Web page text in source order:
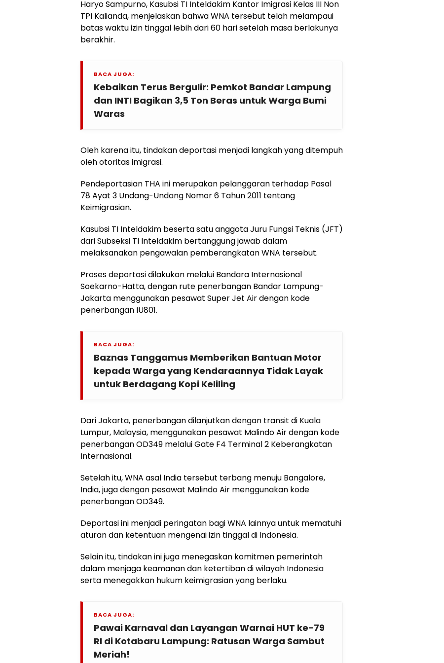
Haryo Sampurno, Kasubsi TI Inteldakim Kantor Imigrasi Kelas III Non
TPI Kalianda, menjelaskan bahwa WNA tersebut telah melampaui
batas waktu izin tinggal lebih dari 60 hari setelah masa berlakunya
berakhir.
BACA JUGA:
Kebaikan Terus Bergulir: Pemkot Bandar Lampung
dan INTI Bagikan 3,5 Ton Beras untuk Warga Bumi
Waras
Oleh karena itu, tindakan deportasi menjadi langkah yang ditempuh
oleh otoritas imigrasi.
Pendeportasian THA ini merupakan pelanggaran terhadap Pasal
78 Ayat 3 Undang-Undang Nomor 6 Tahun 2011 tentang
Keimigrasian.
Kasubsi TI Inteldakim beserta satu anggota Juru Fungsi Teknis (JFT)
dari Subseksi TI Inteldakim bertanggung jawab dalam
melaksanakan pengawalan pemberangkatan WNA tersebut.
Proses deportasi dilakukan melalui Bandara Internasional
Soekarno-Hatta, dengan rute penerbangan Bandar Lampung-
Jakarta menggunakan pesawat Super Jet Air dengan kode
penerbangan IU801.
BACA JUGA:
Baznas Tanggamus Memberikan Bantuan Motor
kepada Warga yang Kendaraannya Tidak Layak
untuk Berdagang Kopi Keliling
Dari Jakarta, penerbangan dilanjutkan dengan transit di Kuala
Lumpur, Malaysia, menggunakan pesawat Malindo Air dengan kode
penerbangan OD349 melalui Gate F4 Terminal 2 Keberangkatan
Internasional.
Setelah itu, WNA asal India tersebut terbang menuju Bangalore,
India, juga dengan pesawat Malindo Air menggunakan kode
penerbangan OD349.
Deportasi ini menjadi peringatan bagi WNA lainnya untuk mematuhi
aturan dan ketentuan mengenai izin tinggal di Indonesia.
Selain itu, tindakan ini juga menegaskan komitmen pemerintah
dalam menjaga keamanan dan ketertiban di wilayah Indonesia
serta menegakkan hukum keimigrasian yang berlaku.
BACA JUGA:
Pawai Karnaval dan Layangan Warnai HUT ke-79
RI di Kotabaru Lampung: Ratusan Warga Sambut
Meriah!